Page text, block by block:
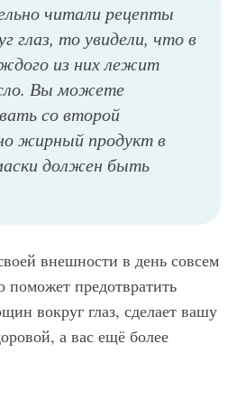
читали рецепты
глаз, то увидели, что в
из них лежит
Вы можете
со второй
жирный продукт в
должен быть
внешности в день совсем
предотвратить
вокруг глаз, сделает вашу
а вас ещё более